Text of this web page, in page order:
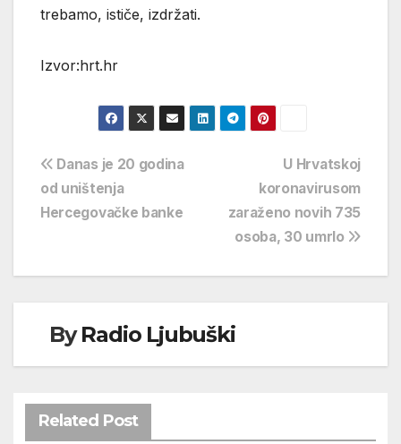
trebamo, ističe, izdržati.
Izvor:hrt.hr
Navigacija
objava
U Hrvatskoj
koronavirusom
zaraženo novih 735
osoba, 30 umrlo
Danas je 20 godina
od uništenja
Hercegovačke banke
ByRadio Ljubuški
Related Post